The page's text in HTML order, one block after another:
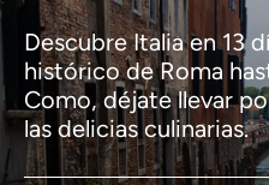
Descubre Italia en 13
histórico de Roma
Como, déjate llevar
las delicias culinarias.